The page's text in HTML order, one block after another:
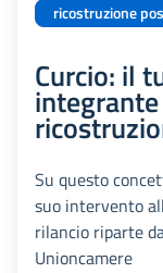
ricostruzione
Curcio: il
Su questo
suo intervento
rilancio riparte
Unioncamere